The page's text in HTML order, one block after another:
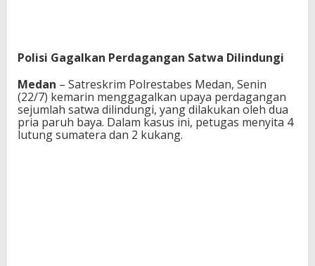
Polisi Gagalkan Perdagangan Satwa Dilindungi
Medan – Satreskrim Polrestabes Medan, Senin
(22/7) kemarin menggagalkan upaya perdagangan
sejumlah satwa dilindungi, yang dilakukan oleh dua
pria paruh baya. Dalam kasus ini, petugas menyita 4
lutung sumatera dan 2 kukang.